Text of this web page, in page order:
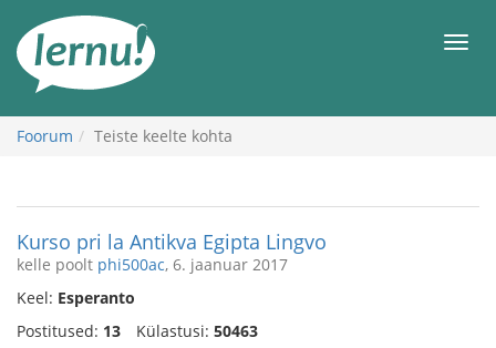
juurde
Foorum Teiste keelte kohta
Kurso pri la Antikva Egipta Lingvo
kelle poolt phi500ac, 6. jaanuar 2017
Keel: Esperanto
Postitused: 13 Külastusi: 50463